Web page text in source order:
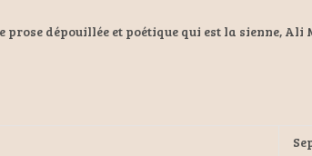
prose dépouillée et poétique qui est la sienne,